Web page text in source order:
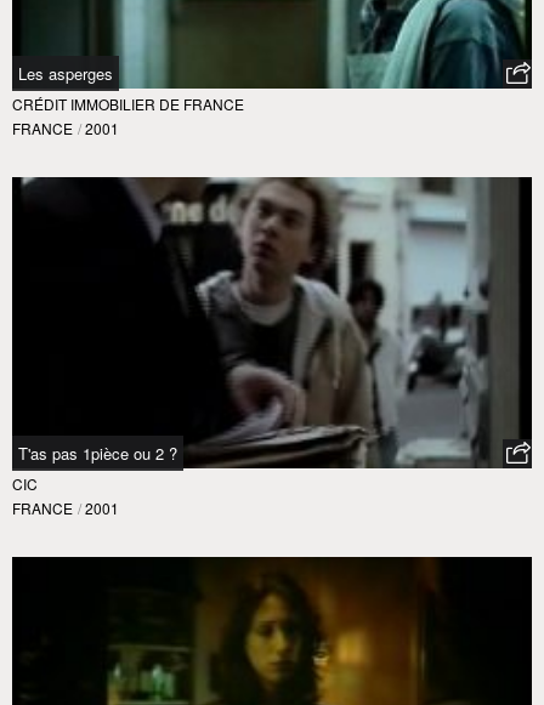
Les asperges
CRÉDIT IMMOBILIER DE FRANCE
FRANCE / 2001
T'as pas 1pièce ou 2 ?
CIC
FRANCE / 2001